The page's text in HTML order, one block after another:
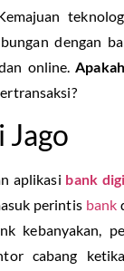
dengan
online.
aplikasi bank
perintisbank
kebanyakan,
cabang